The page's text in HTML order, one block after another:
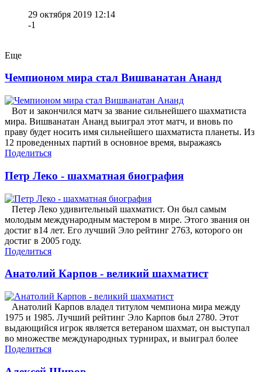
29 октября 2019 12:14
-1
Еще
Чемпионом мира стал Вишванатан Ананд
Вот и закончился матч за звание сильнейшего шахматиста
мира. Вишванатан Ананд выиграл этот матч, и вновь по
праву будет носить имя сильнейшего шахматиста планеты. Из
12 проведенных партий в основное время, выражаясь
Поделиться
Петр Леко - шахматная биография
Петер Леко удивительный шахматист. Он был самым
молодым международным мастером в мире. Этого звания он
достиг в14 лет. Его лучший Эло рейтинг 2763, которого он
достиг в 2005 году.
Поделиться
Анатолий Карпов - великий шахматист
Анатолий Карпов владел титулом чемпиона мира между
1975 и 1985. Лучший рейтинг Эло Карпов был 2780. Этот
выдающийся игрок является ветераном шахмат, он выступал
во множестве международных турнирах, и выиграл более
Поделиться